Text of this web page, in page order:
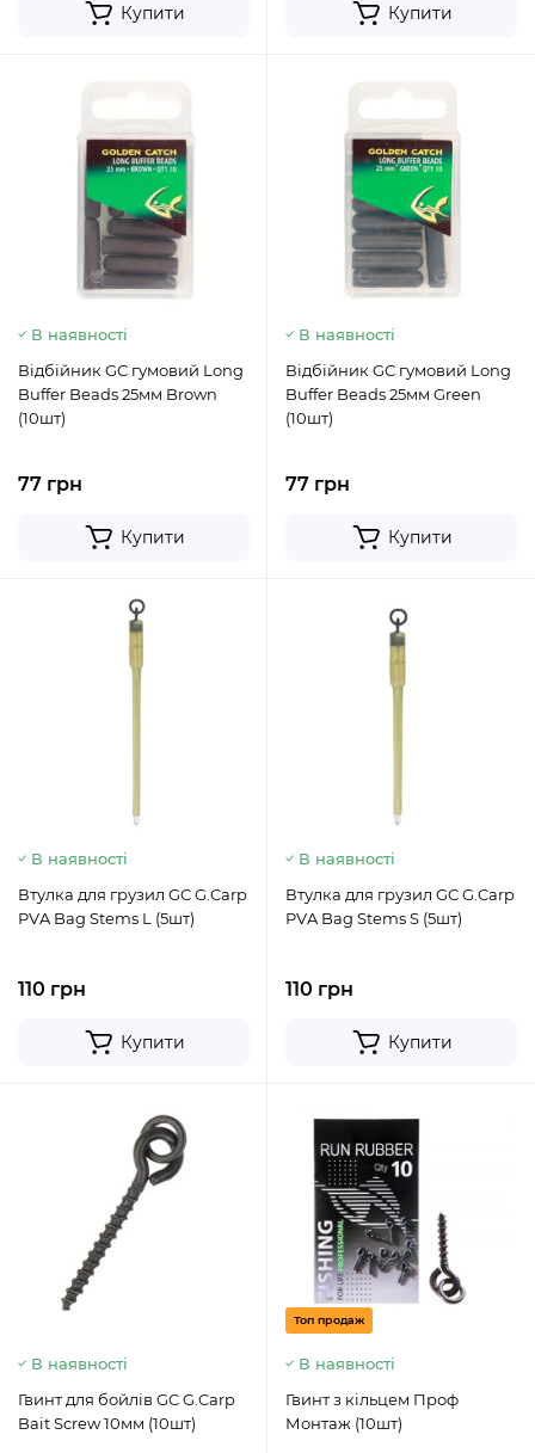
Купити Купити
В наявності
Відбійник GC гумовий Long
Buffer Beads 25мм Brown
(10шт)
77 грн
Купити
В наявності
Відбійник GC гумовий Long
Buffer Beads 25мм Green
(10шт)
77 грн
Купити
В наявності
Втулка для грузил GC G.Carp
PVA Bag Stems L (5шт)
110 грн
Купити
В наявності
Втулка для грузил GC G.Carp
PVA Bag Stems S (5шт)
110 грн
Купити
В наявності
Гвинт для бойлів GC G.Carp
Bait Screw 10мм (10шт)
Топ продаж
В наявності
Гвинт з кільцем Проф
Монтаж (10шт)